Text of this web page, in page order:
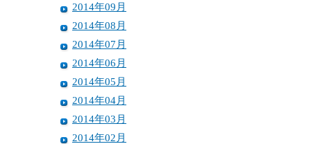
2014年09月
2014年08月
2014年07月
2014年06月
2014年05月
2014年04月
2014年03月
2014年02月